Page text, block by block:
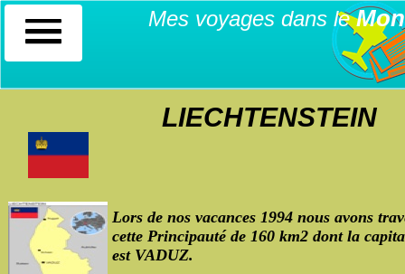
Mes voyages dans le
LIECHTENSTEIN
Lors de nos vacances 1994 nous avons
cette Principauté de 160 km2 dont la
est VADUZ.